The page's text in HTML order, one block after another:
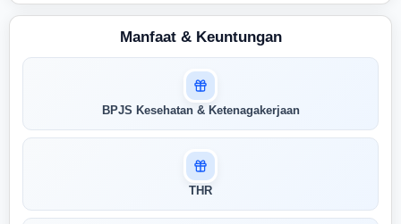
Masuk untuk melihat skor
pertandingan AI Anda
menunjukkan seberapa cocok keahlian
Anda dengan peran ini
Manfaat & Keuntungan
BPJS Kesehatan & Ketenagakerjaan
THR